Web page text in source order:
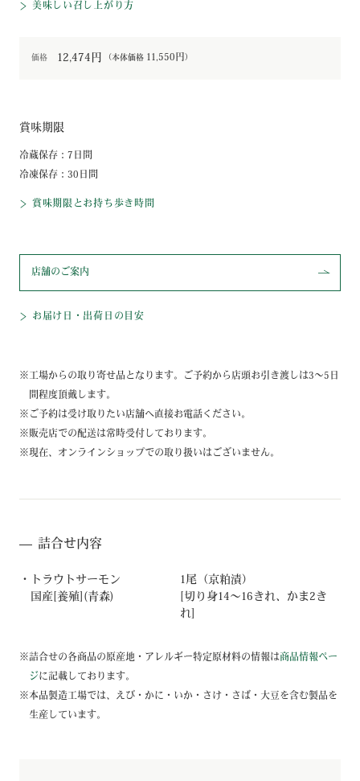
美味しい召し上がり方
価格 12,474円 （本体価格 11,550円）
賞味期限
冷蔵保存：7日間
冷凍保存：30日間
賞味期限とお持ち歩き時間
店舗のご案内
お届け日・出荷日の目安
工場からの取り寄せ品となります。ご予約から店頭お引き渡しは3～5日
間程度頂戴します。
ご予約は受け取りたい店舗へ直接お電話ください。
販売店での配送は常時受付しております。
現在、オンラインショップでの取り扱いはございません。
詰合せ内容
トラウトサーモン
国産[養殖](青森)
1尾（京粕漬）
[切り身14～16きれ、かま2き
れ]
詰合せの各商品の原産地・アレルギー特定原材料の情報は商品情報ペー
ジに記載しております。
本品製造工場では、えび・かに・いか・さけ・さば・大豆を含む製品を
生産しています。